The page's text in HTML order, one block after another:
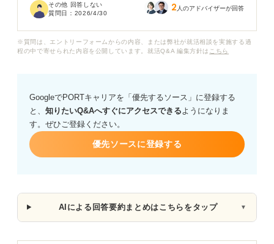
エージェントからは結果が出次第連絡すると言われてい
り、動けずにいます。
転職エージェント経由の最終面接では、結果連絡までに
どの程度時間がかかるのが一般的なのか、また連絡が遅
れる背景にはどのような事情が考えられるのかを踏ま
その他 回答しない
質問日： 2026/4/30 2 人のアドバイザーが回答
※質問は、エントリーフォームからの内容、または弊社が就活相談を実施する過
程の中で寄せられた内容を公開しています。就活Q&A 編集方針は こちら
GoogleでPORTキャリアを「優先するソース」に登録する
と、 知りたいQ&Aへすぐにアクセスできるようになりま
す。ぜひご登録ください。
優先ソースに登録する
AIによる回答要約まとめはこちらをタップ ▼